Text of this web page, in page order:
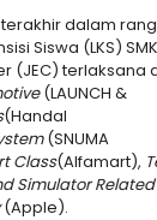
dalam
Siswa (LKS)
(JEC) terlaksana
(LAUNCH &
(Handal
(SNUMA
Class(Alfamart),
Simulator
(Apple).